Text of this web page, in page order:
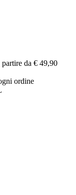
partire da € 49,90
ordine